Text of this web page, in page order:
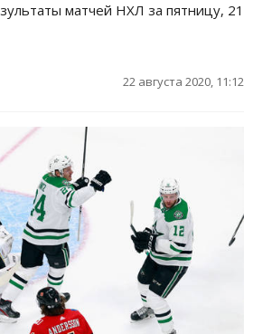
матчей НХЛ за пятницу, 21
22 августа 2020, 11:12